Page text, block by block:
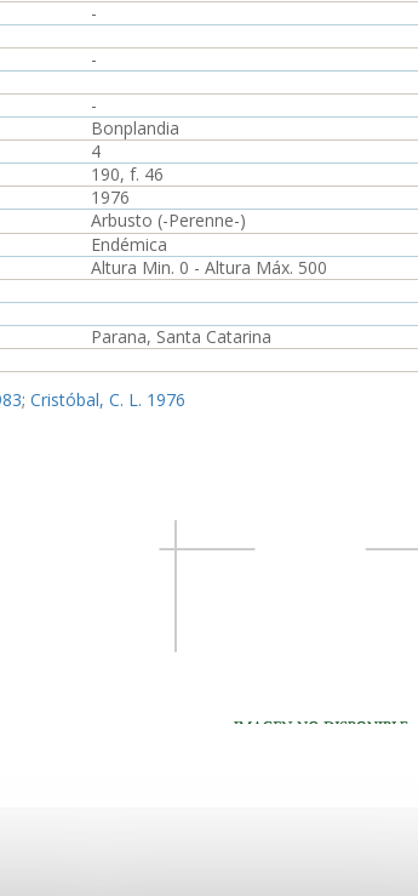
-
-
-
Bonplandia
4
190, f. 46
1976
Arbusto (-Perenne-)
Endémica
Altura Min. 0 - Altura Máx. 500
Parana, Santa Catarina
; Cristóbal, C. L. 1976